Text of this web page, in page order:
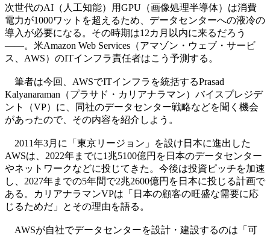
次世代のAI（人工知能）用GPU（画像処理半導体）は消費
電力が1000ワットを超えるため、データセンターへの液冷の
導入が必要になる。その時期は12カ月以内に来るだろう
――。米Amazon Web Services（アマゾン・ウェブ・サービ
ス、AWS）のITインフラ責任者はこう予測する。
筆者は今回、AWSでITインフラを統括するPrasad
Kalyanaraman（プラサド・カリアナラマン）バイスプレジデ
ント（VP）に、同社のデータセンター戦略などを聞く機会
があったので、その内容を紹介しよう。
2011年3月に「東京リージョン」を設け日本に進出した
AWSは、2022年までに1兆5100億円を日本のデータセンター
やネットワークなどに投じてきた。今後は投資ピッチを加速
し、2027年までの5年間で2兆2600億円を日本に投じる計画で
ある。カリアナラマンVPは「日本の顧客の旺盛な需要に応
じるためだ」とその理由を語る。
AWSが自社でデータセンターを設計・建設するのは「可